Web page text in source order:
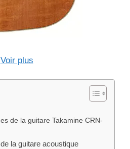
Voir plus
de la guitare Takamine CRN-
la guitare acoustique